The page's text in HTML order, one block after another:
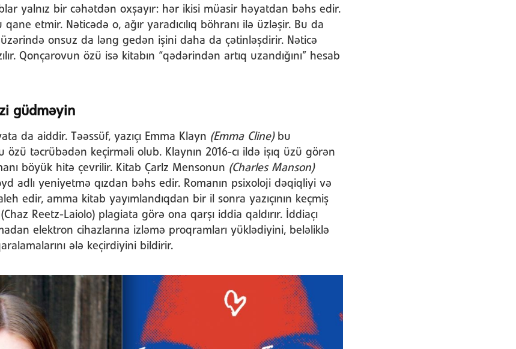
yalnız bir cəhətdən oxşayır: hər ikisi müasir həyatdan bəhs edir.
etmir. Nəticədə o, ağır yaradıcılıq böhranı ilə üzləşir. Bu da
üzərində onsuz da ləng gedən işini daha da çətinləşdirir. Nəticə
Qonçarovun özü isə kitabın “qədərindən artıq uzandığını” hesab
güdməyin
da aiddir. Təəssüf, yazıçı Emma Klayn (Emma Cline)bu
təcrübədən keçirməli olub. Klaynın 2016-cı ildə işıq üzü görən
böyük hitə çevrilir. Kitab Çarlz Mensonun (Charles Manson)
adlı yeniyetmə qızdan bəhs edir. Romanın psixoloji dəqiqliyi və
edir, amma kitab yayımlandıqdan bir il sonra yazıçının keçmiş
Reetz-Laiolo) plagiata görə ona qarşı iddia qaldırır. İddiaçı
elektron cihazlarına izləmə proqramları yüklədiyini, beləliklə
ələ keçirdiyini bildirir.